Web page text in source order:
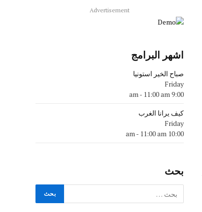
Advertisement
اشهر البرامج
صباح الخير استونيا
Friday
9:00 am
- 11:00 am
كيف يرانا الغرب
Friday
10:00 am
- 11:00 am
بحث